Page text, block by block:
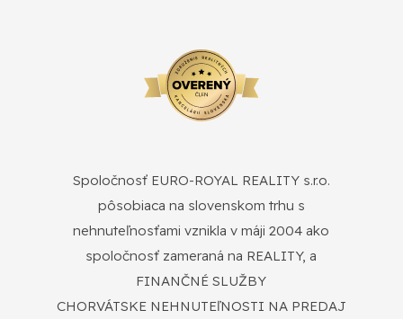
Spoločnosť EURO-ROYAL REALITY s.r.o.
pôsobiaca na slovenskom trhu s
nehnuteľnosťami vznikla v máji 2004 ako
spoločnosť zameraná na REALITY, a
FINANČNÉ SLUŽBY
CHORVÁTSKE NEHNUTEľNOSTI NA PREDAJ